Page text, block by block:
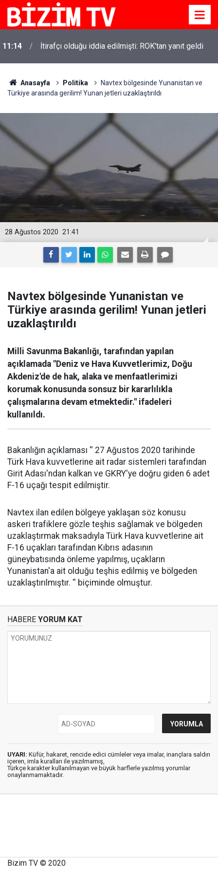
11:14 İtirafçı olduğu iddia edilmişti: ROK'tan yanıt geldi
Anasayfa Politika
Navtex bölgesinde Yunanistan ve
Türkiye arasında gerilim! Yunan jetleri uzaklaştırıldı
21:41
28 Ağustos 2020
Navtex bölgesinde Yunanistan ve
Türkiye arasında gerilim! Yunan jetleri
uzaklaştırıldı
Milli Savunma Bakanlığı, tarafından yapılan
açıklamada "Deniz ve Hava Kuvvetlerimiz, Doğu
Akdeniz'de de hak, alaka ve menfaatlerimizi
korumak konusunda sonsuz bir kararlılıkla
çalışmalarına devam etmektedir." ifadeleri
kullanıldı.
Bakanlığın açıklaması '' 27 Ağustos 2020 tarihinde
Türk Hava kuvvetlerine ait radar sistemleri tarafından
Girit Adası'ndan kalkan ve GKRY'ye doğru giden 6 adet
F-16 uçağı tespit edilmiştir.
Navtex ilan edilen bölgeye yaklaşan söz konusu
askeri trafiklere gözle teşhis sağlamak ve bölgeden
uzaklaştırmak maksadıyla Türk Hava kuvvetlerine ait
F-16 uçakları tarafından Kıbrıs adasının
güneybatısında önleme yapılmış, uçakların
Yunanistan'a ait olduğu teşhis edilmiş ve bölgeden
uzaklaştırılmıştır. '' biçiminde olmuştur.
HABERE YORUM KAT
UYARI: Küfür, hakaret, rencide edici cümleler veya imalar, inançlara saldırı
içeren, imla kuralları ile yazılmamış,
Türkçe karakter kullanılmayan ve büyük harflerle yazılmış yorumlar
onaylanmamaktadır.
Bizim TV © 2020